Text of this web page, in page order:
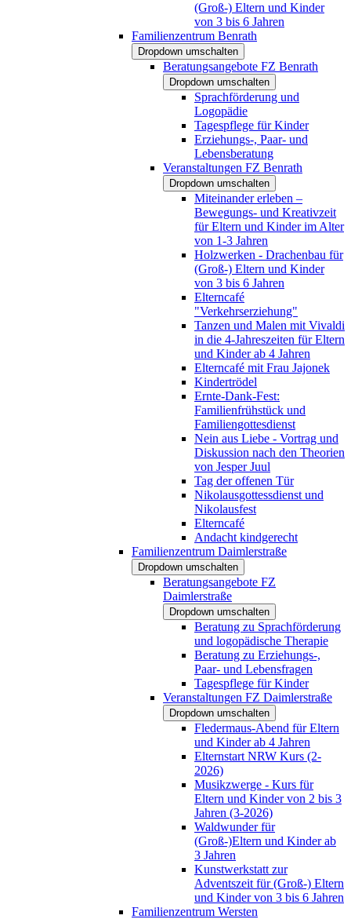
(Groß-) Eltern und Kinder
von 3 bis 6 Jahren
Familienzentrum Benrath
Dropdown umschalten
Beratungsangebote FZ Benrath
Dropdown umschalten
Sprachförderung und
Logopädie
Tagespflege für Kinder
Erziehungs-, Paar- und
Lebensberatung
Veranstaltungen FZ Benrath
Dropdown umschalten
Miteinander erleben –
Bewegungs- und Kreativzeit
für Eltern und Kinder im Alter
von 1-3 Jahren
Holzwerken - Drachenbau für
(Groß-) Eltern und Kinder
von 3 bis 6 Jahren
Elterncafé
"Verkehrserziehung"
Tanzen und Malen mit Vivaldi
in die 4-Jahreszeiten für Eltern
und Kinder ab 4 Jahren
Elterncafé mit Frau Jajonek
Kindertrödel
Ernte-Dank-Fest:
Familienfrühstück und
Familiengottesdienst
Nein aus Liebe - Vortrag und
Diskussion nach den Theorien
von Jesper Juul
Tag der offenen Tür
Nikolausgottessdienst und
Nikolausfest
Elterncafé
Andacht kindgerecht
Familienzentrum Daimlerstraße
Dropdown umschalten
Beratungsangebote FZ
Daimlerstraße
Dropdown umschalten
Beratung zu Sprachförderung
und logopädische Therapie
Beratung zu Erziehungs-,
Paar- und Lebensfragen
Tagespflege für Kinder
Veranstaltungen FZ Daimlerstraße
Dropdown umschalten
Fledermaus-Abend für Eltern
und Kinder ab 4 Jahren
Elternstart NRW Kurs (2-
2026)
Musikzwerge - Kurs für
Eltern und Kinder von 2 bis 3
Jahren (3-2026)
Waldwunder für
(Groß-)Eltern und Kinder ab
3 Jahren
Kunstwerkstatt zur
Adventszeit für (Groß-) Eltern
und Kinder von 3 bis 6 Jahren
Familienzentrum Wersten